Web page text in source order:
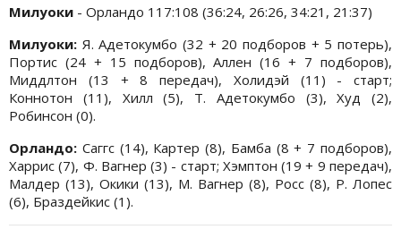
Милуоки - Орландо 117:108 (36:24, 26:26, 34:21, 21:37)
Милуоки: Я. Адетокумбо (32 + 20 подборов + 5 потерь),
Портис (24 + 15 подборов), Аллен (16 + 7 подборов),
Миддлтон (13 + 8 передач), Холидэй (11) - старт;
Коннотон (11), Хилл (5), Т. Адетокумбо (3), Худ (2),
Робинсон (0).
Орландо: Саггс (14), Картер (8), Бамба (8 + 7 подборов),
Харрис (7), Ф. Вагнер (3) - старт; Хэмптон (19 + 9 передач),
Малдер (13), Окики (13), М. Вагнер (8), Росс (8), Р. Лопес
(6), Браздейкис (1).